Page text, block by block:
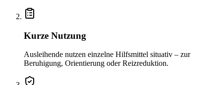
Kurze Nutzung
Ausleihende nutzen einzelne Hilfsmittel situativ – zur
Beruhigung, Orientierung oder Reizreduktion.